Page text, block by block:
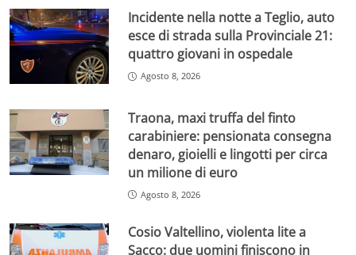
Incidente nella notte a Teglio, auto
esce di strada sulla Provinciale 21:
quattro giovani in ospedale
Agosto 8, 2026
Traona, maxi truffa del finto
carabiniere: pensionata consegna
denaro, gioielli e lingotti per circa
un milione di euro
Agosto 8, 2026
Cosio Valtellino, violenta lite a
Sacco: due uomini finiscono in